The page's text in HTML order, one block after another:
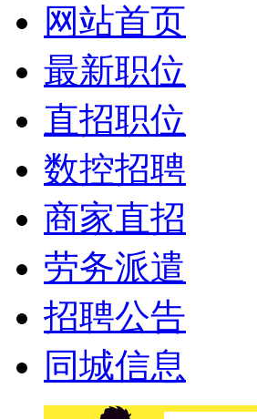
网站首页
最新职位
直招职位
数控招聘
商家直招
劳务派遣
招聘公告
同城信息